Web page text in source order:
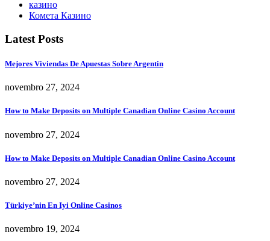
казино
Комета Казино
Latest Posts
Mejores Viviendas De Apuestas Sobre Argentin
novembro 27, 2024
How to Make Deposits on Multiple Canadian Online Casino Account
novembro 27, 2024
How to Make Deposits on Multiple Canadian Online Casino Account
novembro 27, 2024
Türkiye’nin En Iyi Online Casinos
novembro 19, 2024